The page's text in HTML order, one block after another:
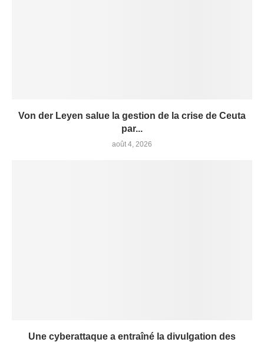
Von der Leyen salue la gestion de la crise de Ceuta
par...
août 4, 2026
Une cyberattaque a entraîné la divulgation des